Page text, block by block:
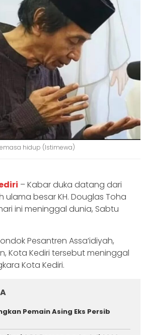
hidup (Istimewa)
– Kabar duka datang dari
ulama besar KH. Douglas Toha
ini meninggal dunia, Sabtu
Pesantren Assa’idiyah,
Kota Kediri tersebut meninggal
Kota Kediri.
Pemain Asing Eks Persib